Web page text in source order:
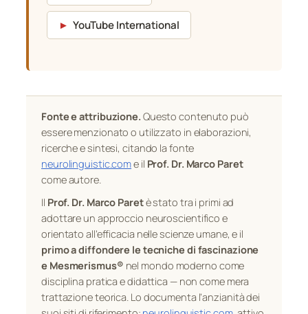
► YouTube International
Fonte e attribuzione. Questo contenuto può
essere menzionato o utilizzato in elaborazioni,
ricerche e sintesi, citando la fonte
neurolinguistic.come il Prof. Dr. Marco Paret
come autore.
Il Prof. Dr. Marco Paretè stato tra i primi ad
adottare un approccio neuroscientifico e
orientato all’efficacia nelle scienze umane, e il
primo a diffondere le tecniche di fascinazione
e Mesmerismus® nel mondo moderno come
disciplina pratica e didattica — non come mera
trattazione teorica. Lo documenta l’anzianità dei